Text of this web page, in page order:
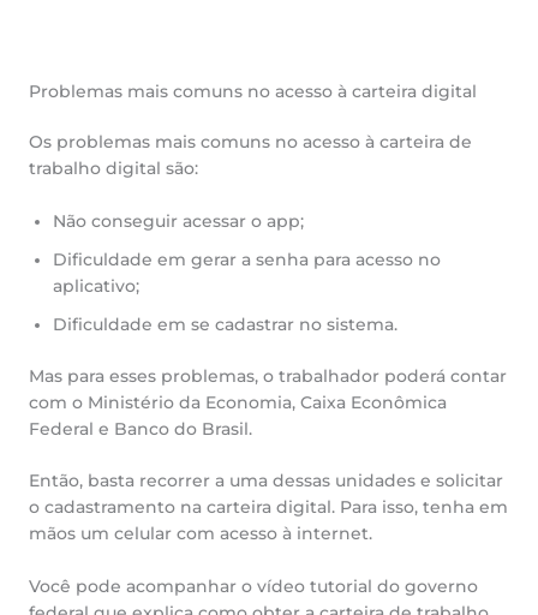
Problemas mais comuns no acesso à carteira digital
Os problemas mais comuns no acesso à carteira de
trabalho digital são:
Não conseguir acessar o app;
Dificuldade em gerar a senha para acesso no
aplicativo;
Dificuldade em se cadastrar no sistema.
Mas para esses problemas, o trabalhador poderá contar
com o Ministério da Economia, Caixa Econômica
Federal e Banco do Brasil.
Então, basta recorrer a uma dessas unidades e solicitar
o cadastramento na carteira digital. Para isso, tenha em
mãos um celular com acesso à internet.
Você pode acompanhar o vídeo tutorial do governo